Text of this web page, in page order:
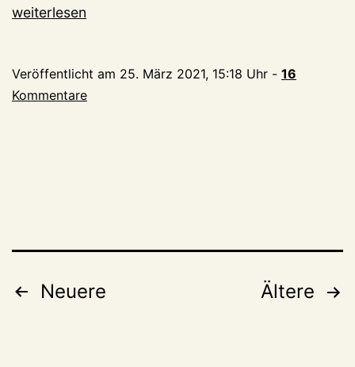
Möglicher
der
Kapitelstraße:
evakuiert
weiterlesen
Veröffentlicht am 25. März 2021, 15:18 Uhr - 16
Kommentare
Seitennummerierung
Neuere Ältere